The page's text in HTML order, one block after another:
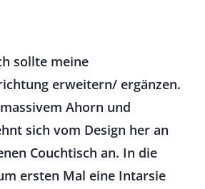
sollte meine
erweitern/ ergänzen.
Ahorn und
sich vom Design her an
Couchtisch an. In die
ersten Mal eine Intarsie